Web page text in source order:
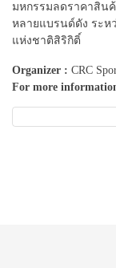
มหกรรมลดราคาสิน
หลายแบรนด์ดัง ระห
แห่งชาติสิริกิติ์
Organizer : CRC
For more